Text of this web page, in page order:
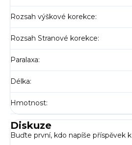
Rozsah výškové korekce:
Rozsah Stranové korekce:
Paralaxa:
Délka:
Hmotnost:
Diskuze
Buďte první, kdo napíše příspěvek